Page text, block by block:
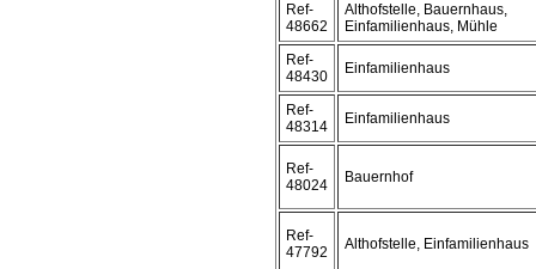
Ref-
48662
Althofstelle, Bauernhaus,
Einfamilienhaus, Mühle
Ref-
48430
Einfamilienhaus
Ref-
48314
Einfamilienhaus
Ref-
48024
Bauernhof
Ref-
47792
Althofstelle, Einfamilienhaus